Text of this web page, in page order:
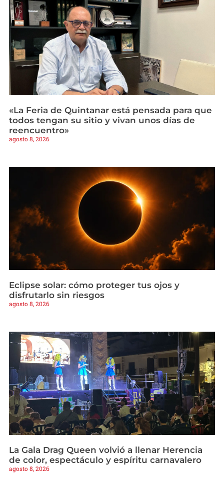
«La Feria de Quintanar está pensada para que
todos tengan su sitio y vivan unos días de
reencuentro»
agosto 8, 2026
Eclipse solar: cómo proteger tus ojos y
disfrutarlo sin riesgos
agosto 8, 2026
La Gala Drag Queen volvió a llenar Herencia
de color, espectáculo y espíritu carnavalero
agosto 8, 2026